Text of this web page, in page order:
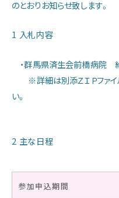
看護部のご案
お問い合わせ
アクセス
のとおりお知らせ致します。
1 入札内容
・群馬県済生会前橋病院
※詳細は別添ＺＩＰファイ
い。
2 主な日程
参加申込期間